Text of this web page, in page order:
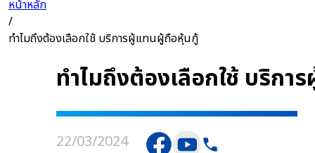
หน้าหลัก
/
ทำไมถึงต้องเลือกใช้ บริการผู้แทนผู้ถือหุ้นกู้
ทำไมถึงต้องเลือกใช้ บริก
22/03/2024